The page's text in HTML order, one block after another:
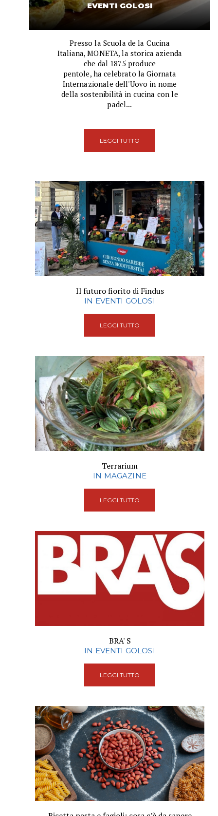
EVENTI GOLOSI
Presso la Scuola de la Cucina
Italiana, MONETA, la storica azienda
che dal 1875 produce
pentole, ha celebrato la Giornata
Internazionale dell'Uovo in nome
della sostenibilità in cucina con le
padel...
LEGGI TUTTO
Il futuro fiorito di Findus
IN EVENTI GOLOSI
LEGGI TUTTO
Terrarium
IN MAGAZINE
LEGGI TUTTO
BRA' S
IN EVENTI GOLOSI
LEGGI TUTTO